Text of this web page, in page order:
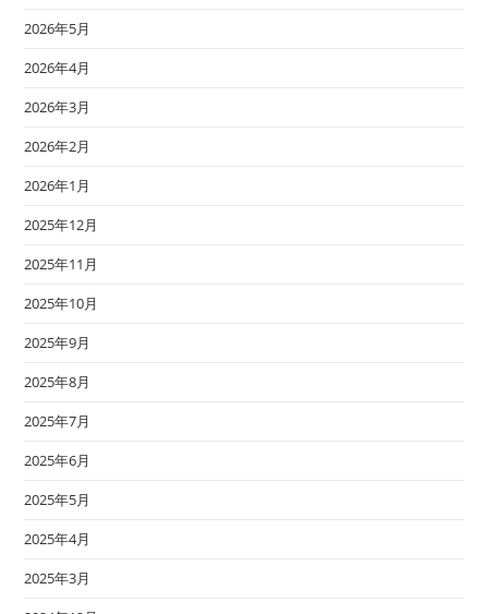
2026年5月
2026年4月
2026年3月
2026年2月
2026年1月
2025年12月
2025年11月
2025年10月
2025年9月
2025年8月
2025年7月
2025年6月
2025年5月
2025年4月
2025年3月